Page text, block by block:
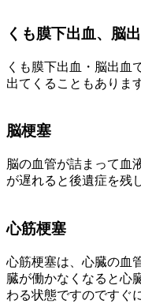
くも膜下出血、脳
くも膜下出血・脳出血
出てくることもありま
脳梗塞
脳の血管が詰まって血
が遅れると後遺症を残
心筋梗塞
心筋梗塞は、心臓の血
臓が働かなくなると心
わる状態ですのですぐ